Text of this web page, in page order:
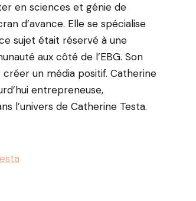
en sciences et génie de
d’avance. Elle se spécialise
sujet était réservé à une
aux côté de l’EBG. Son
un média positif. Catherine
entrepreneuse,
l’univers de Catherine Testa.